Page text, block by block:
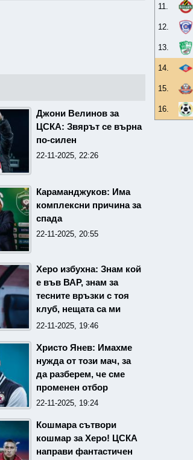
11.
12.
13.
14.
15.
16.
Джони Велинов за
ЦСКА: Звярът се върна
по-силен
22-11-2025, 22:26
Караманджуков: Има
комплексни причина за
спада
22-11-2025, 20:55
Херо избухна: Знам кой
е във ВАР, знам за
тесните връзки с тоя
клуб, нещата са ми
пределно ясни!
22-11-2025, 19:46
Христо Янев: Имахме
нужда от този мач, за
да разберем, че сме
променен отбор
22-11-2025, 19:24
Кошмара сътвори
кошмар за Херо! ЦСКА
направи фантастичен